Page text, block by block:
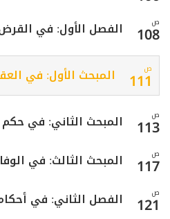
ص
108 الفصل الأول: في
ص
111 المبحث الأول: في
ص
113 المبحث الثاني: في
ص
117 المبحث الثالث: في
ص
121 الفصل الثاني: في